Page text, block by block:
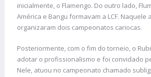
inicialmente, o Flamengo. Do outro lado,
América e Bangu formavam a LCF. Naquele
organizaram dois campeonatos cariocas.
Posteriormente, com o fim do torneio, o
adotar o profissionalismo e foi convidado
Nele, atuou no campeonato chamado